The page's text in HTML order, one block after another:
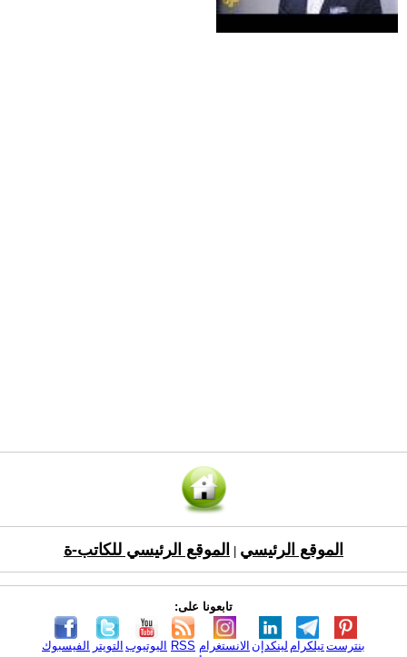
الموقع الرئيسي الموقع الرئيسي للكاتب-ة
تابعونا على:
الفيسبوك التويتر اليوتيوب RSS الانستغرام لينكدإن تيلكرامبنترست